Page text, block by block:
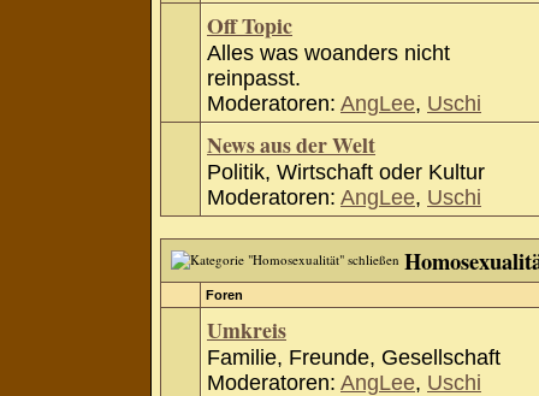
Off Topic
Alles was woanders nicht
reinpasst.
Moderatoren: AngLee, Uschi
News aus der Welt
Politik, Wirtschaft oder Kultur
Moderatoren: AngLee, Uschi
Foren
Umkreis
Familie, Freunde, Gesellschaft
Moderatoren: AngLee, Uschi